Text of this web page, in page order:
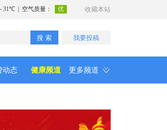
收藏本站
搜 索 我要投稿
动态 健康频道 更多频道